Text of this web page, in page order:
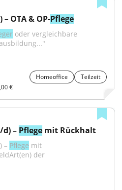
OTA & OP-Pflege
oder vergleichbare
Homeoffice
Teilzeit
€
– Pflege mit Rückhalt
– Pflege mit
der